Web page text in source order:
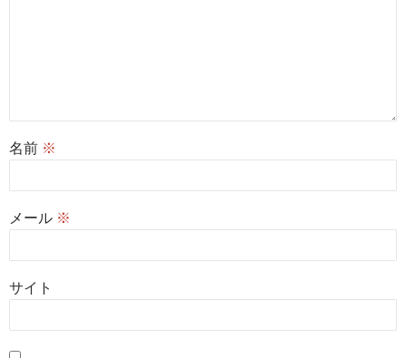
名前 ※
メール ※
サイト